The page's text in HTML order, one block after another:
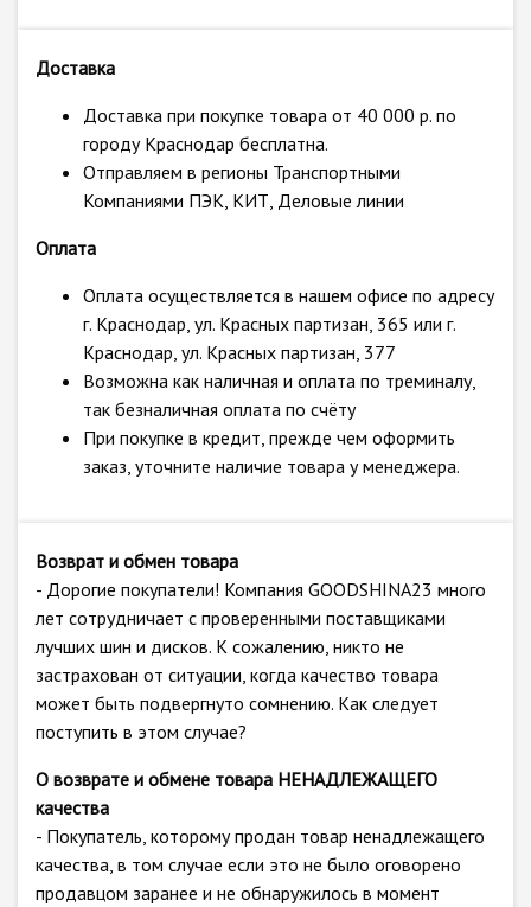
Доставка
Доставка при покупке товара от 40 000 р. по
городу Краснодар бесплатна.
Отправляем в регионы Транспортными
Компаниями ПЭК, КИТ, Деловые линии
Оплата
Оплата осуществляется в нашем офисе по адресу
г. Краснодар, ул. Красных партизан, 365 или г.
Краснодар, ул. Красных партизан, 377
Возможна как наличная и оплата по треминалу,
так безналичная оплата по счёту
При покупке в кредит, прежде чем оформить
заказ, уточните наличие товара у менеджера.
Возврат и обмен товара
- Дорогие покупатели! Компания GOODSHINA23 много
лет сотрудничает с проверенными поставщиками
лучших шин и дисков. К сожалению, никто не
застрахован от ситуации, когда качество товара
может быть подвергнуто сомнению. Как следует
поступить в этом случае?
О возврате и обмене товара НЕНАДЛЕЖАЩЕГО
качества
- Покупатель, которому продан товар ненадлежащего
качества, в том случае если это не было оговорено
продавцом заранее и не обнаружилось в момент